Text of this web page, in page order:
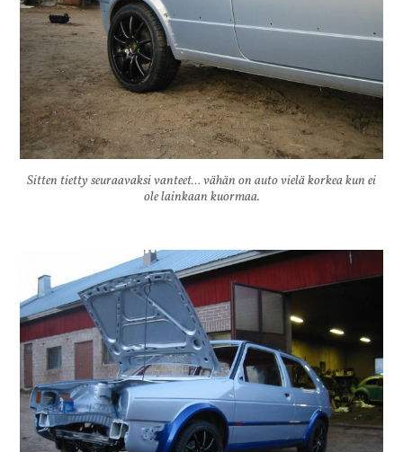
Sitten tietty seuraavaksi vanteet… vähän on auto vielä korkea kun ei
ole lainkaan kuormaa.